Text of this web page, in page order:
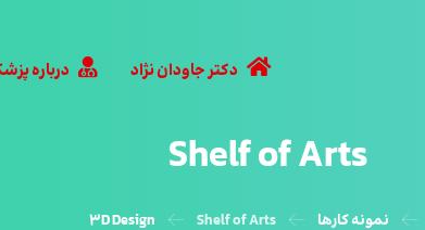
دکتر جاودان نژاد درباره
Shelf of Arts
نمونه کارها 3D Design Shelf of Arts